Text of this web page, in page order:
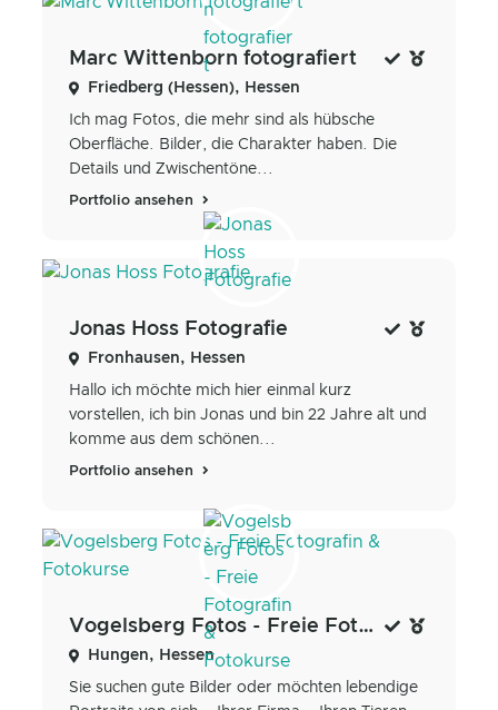
Marc Wittenborn fotografiert
Friedberg (Hessen), Hessen
Ich mag Fotos, die mehr sind als hübsche
Oberfläche. Bilder, die Charakter haben. Die
Details und Zwischentöne...
Portfolio ansehen
Jonas Hoss Fotografie
Fronhausen, Hessen
Hallo ich möchte mich hier einmal kurz
vorstellen, ich bin Jonas und bin 22 Jahre alt und
komme aus dem schönen...
Portfolio ansehen
Vogelsberg Fotos - Freie Fotografin & Fotokurse
Hungen, Hessen
Sie suchen gute Bilder oder möchten lebendige